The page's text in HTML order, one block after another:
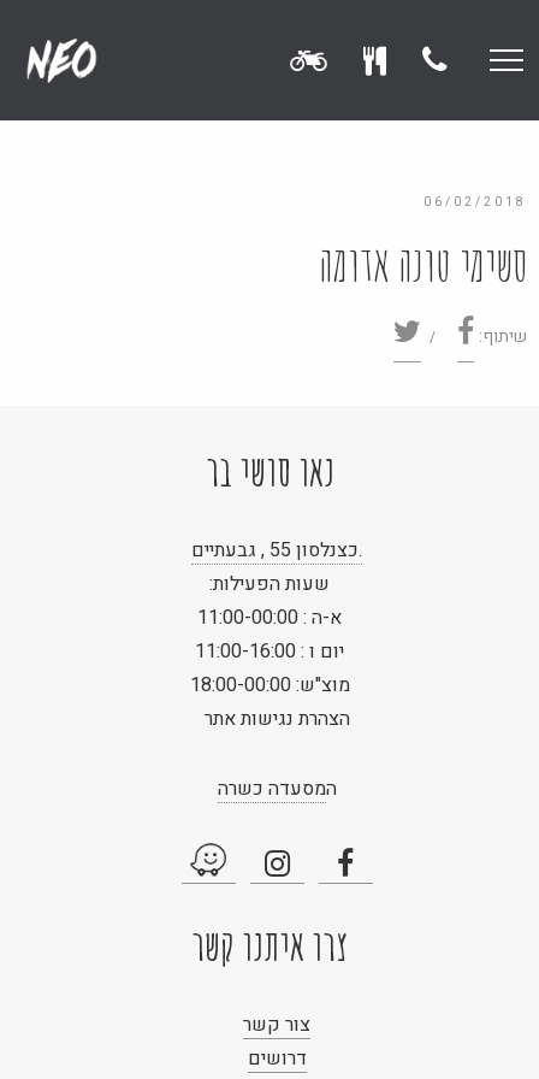
06/02/2018
סשימי טונה אדומה
שיתוף:
נאו סושי בר
.כצנלסון 55 , גבעתיים
שעות הפעילות:
א-ה : 11:00-00:00
יום ו : 11:00-16:00
מוצ"ש: 18:00-00:00
הצהרת נגישות אתר
המסעדה כשרה
צרו איתנו קשר
צור קשר
דרושים